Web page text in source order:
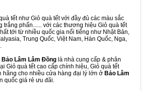
tết như Giỏ quà tết với đầy đủ các màu sắc
trắng phấn...... với các thương hiệu Giỏ quà tết
tới từ nhiều quốc gia nổi tiếng như Nhật Bản,
Trung Quốc, Việt Nam, Hàn Quốc, Nga,
Bảo Lâm Lâm Đồng là nhà cung cấp & phân
Giỏ quà tết cao cấp chính hiệu, Giỏ quà tết
hãng cho nhiều cửa hàng đại lý lớn ở Bảo Lâm
quốc giá rẻ ưu đãi.